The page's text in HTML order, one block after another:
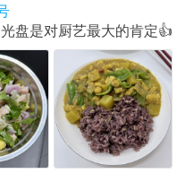
盘是对厨艺最大的肯定👍